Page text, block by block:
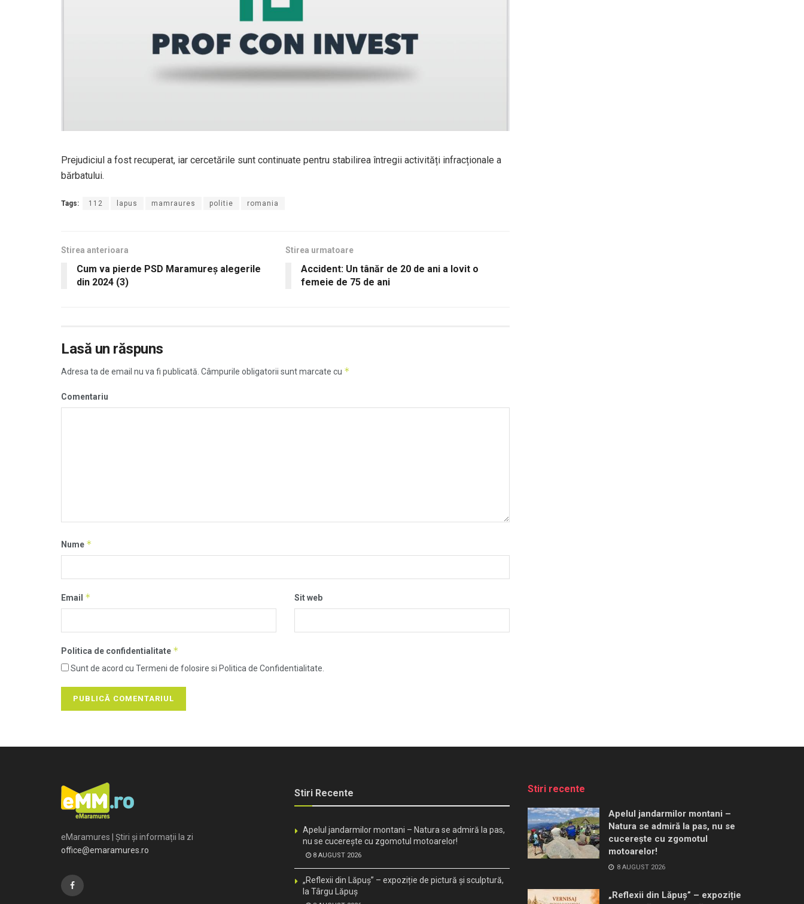
Prejudiciul a fost recuperat, iar cercetările sunt continuate pentru stabilirea întregii activități infracționale a
bărbatului.
Tags: 112 lapus mamraures politie romania
Stirea anterioara
Cum va pierde PSD Maramureș alegerile
din 2024 (3)
Stirea urmatoare
Accident: Un tânăr de 20 de ani a lovit o
femeie de 75 de ani
Lasă un răspuns
Adresa ta de email nu va fi publicată. Câmpurile obligatorii sunt marcate cu *
Comentariu
Nume *
Email * Sit web
Politica de confidentialitate *
Sunt de acord cu Termeni de folosire si Politica de Confidentialitate.
eMaramures | Știri și informații la zi
office@emaramures.ro
Stiri Recente
Apelul jandarmilor montani – Natura se admiră la pas,
nu se cucerește cu zgomotul motoarelor!
8 AUGUST 2026
„Reflexii din Lăpuș” – expoziție de pictură și sculptură,
la Târgu Lăpuș
Stiri recente
Apelul jandarmilor montani –
Natura se admiră la pas, nu se
cucerește cu zgomotul
motoarelor!
8 AUGUST 2026
„Reflexii din Lăpuș” – expoziție